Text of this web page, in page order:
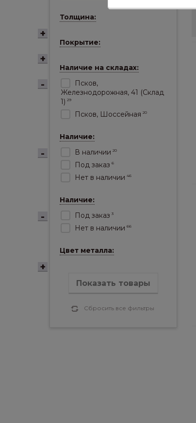
Толщина:
Покрытие:
Наличие на складах:
Псков,
Железнодорожная, 41 (Склад
1) 29
Псков, Шоссейная 20
Наличие:
В наличии 20
Под заказ 6
Нет в наличии 46
Наличие:
Под заказ 3
Нет в наличии 66
Цвет металла:
Показать товары
Сбросить все фильтры